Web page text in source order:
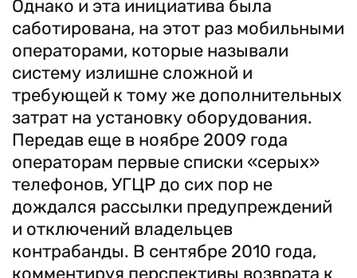
Однако и эта инициатива была
саботирована, на этот раз мобильными
операторами, которые называли
систему излишне сложной и
требующей к тому же дополнительных
затрат на установку оборудования.
Передав еще в ноябре 2009 года
операторам первые списки «серых»
телефонов, УГЦР до сих пор не
дождался рассылки предупреждений
и отключений владельцев
контрабанды. В сентябре 2010 года,
комментируя перспективы возврата к